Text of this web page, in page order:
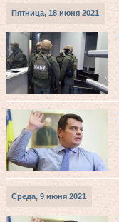
Пятница, 18 июня 2021
Среда, 9 июня 2021